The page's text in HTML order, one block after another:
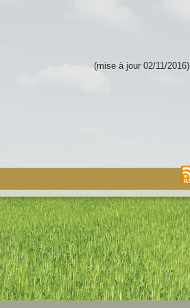
(mise à jour 02/11/2016)